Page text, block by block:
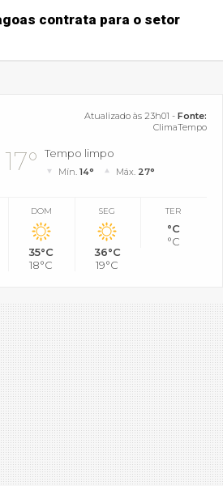
contrata para o setor
Atualizado às 23h01 - Fonte:
ClimaTempo
17° Tempo limpo
Mín.14° Máx. 27°
DOM
35°C
18°C
SEG
36°C
19°C
TER
°C
°C